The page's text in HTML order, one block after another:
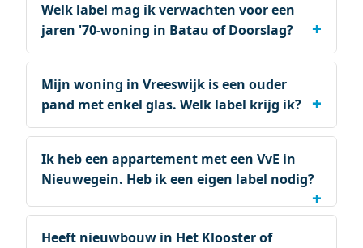
Welk label mag ik verwachten voor een
jaren '70-woning in Batau of Doorslag?
Mijn woning in Vreeswijk is een ouder
pand met enkel glas. Welk label krijg ik?
Ik heb een appartement met een VvE in
Nieuwegein. Heb ik een eigen label nodig?
Heeft nieuwbouw in Het Klooster of